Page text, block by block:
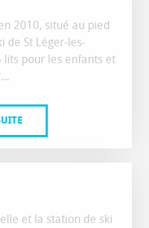
2010, situé au pied
de St Léger-les-
lits pour les enfants et
et la station de ski